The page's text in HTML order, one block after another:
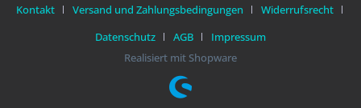
Kontakt
Versand und Zahlungsbedingungen
Widerrufsrecht
Datenschutz
AGB
Impressum
Realisiert mit Shopware